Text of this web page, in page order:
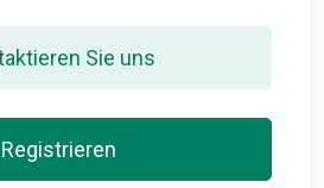
Sie uns
Registrieren